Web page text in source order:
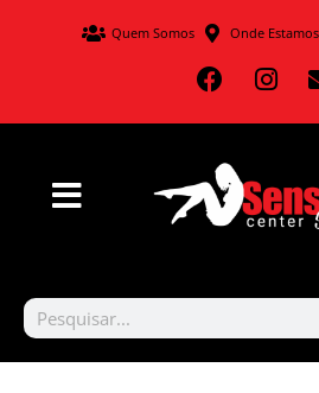
Quem Somos Onde Estamos